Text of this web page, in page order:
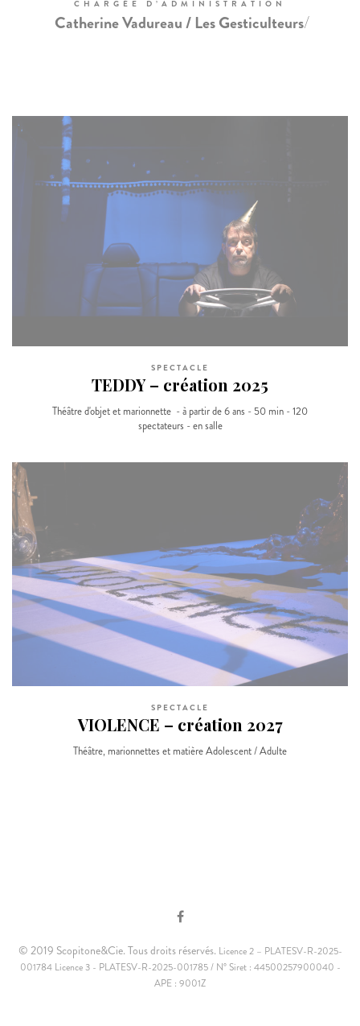
CHARGÉE D’ADMINISTRATION
Catherine Vadureau / Les Gesticulteurs/
SPECTACLE
TEDDY – création 2025
Théâtre d'objet et marionnette - à partir de 6 ans - 50 min - 120
spectateurs - en salle
SPECTACLE
VIOLENCE – création 2027
Théâtre, marionnettes et matière Adolescent / Adulte
© 2019 Scopitone&Cie. Tous droits réservés. Licence 2 – PLATESV-R-2025-
001784 Licence 3 - PLATESV-R-2025-001785 / N° Siret : 44500257900040 -
APE : 9001Z